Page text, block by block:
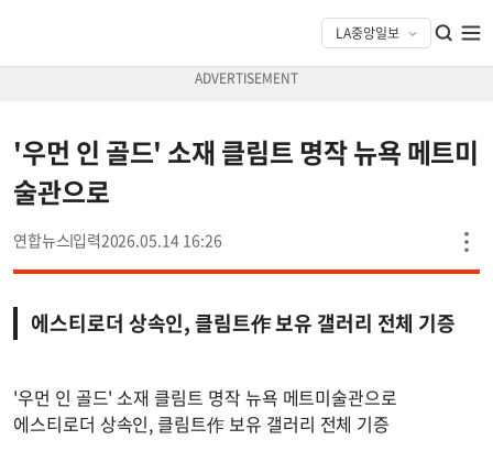
'우먼 인 골드' 소재 클림트 명작 뉴욕 메트미
술관으로
연합뉴스 2026.05.14 16:26
에스티로더 상속인, 클림트作 보유 갤러리 전체 기증
'우먼 인 골드' 소재 클림트 명작 뉴욕 메트미술관으로
에스티로더 상속인, 클림트作 보유 갤러리 전체 기증